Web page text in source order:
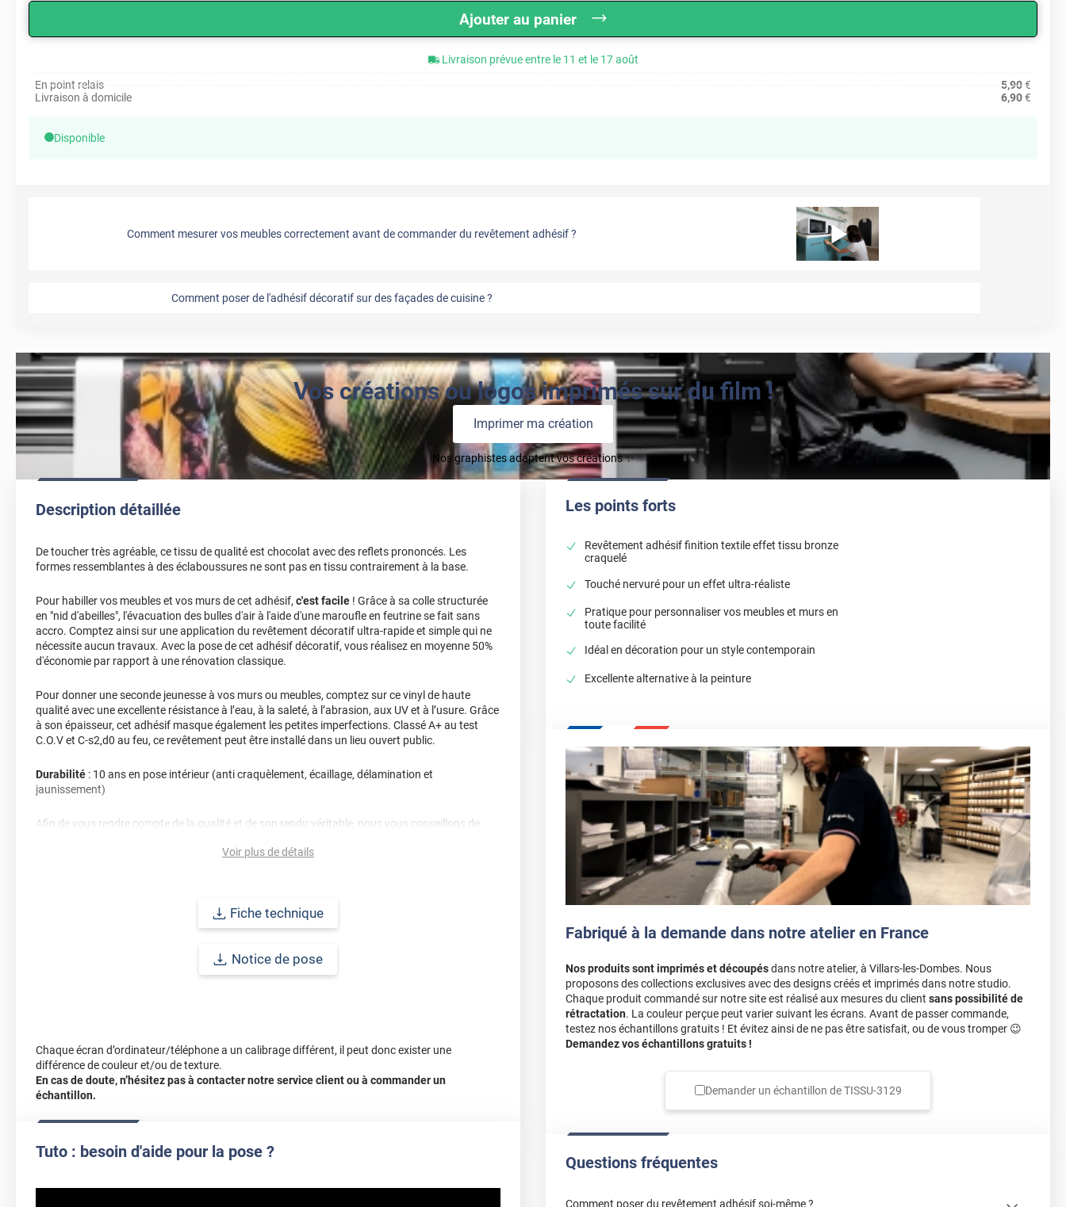
Ajouter au panier
Livraison prévue entre le 11 et le 17 août
En point relais
5,90€
Livraison à domicile
6,90€
Disponible
Comment mesurer vos meubles correctement avant de commander du revêtement adhésif ?
Comment poser de l'adhésif décoratif sur des façades de cuisine ?
Vos créations ou logos imprimés sur du film !
Imprimer ma création
Nos graphistes adaptent vos créations ✨
Description détaillée
De toucher très agréable, ce tissu de qualité est chocolat avec des reflets prononcés. Les
formes ressemblantes à des éclaboussures ne sont pas en tissu contrairement à la base.
Pour habiller vos meubles et vos murs de cet adhésif, c'est facile ! Grâce à sa colle structurée
en "nid d'abeilles", l'évacuation des bulles d'air à l'aide d'une maroufle en feutrine se fait sans
accro. Comptez ainsi sur une application du revêtement décoratif ultra-rapide et simple qui ne
nécessite aucun travaux. Avec la pose de cet adhésif décoratif, vous réalisez en moyenne 50%
d'économie par rapport à une rénovation classique.
Pour donner une seconde jeunesse à vos murs ou meubles, comptez sur ce vinyl de haute
qualité avec une excellente résistance à l’eau, à la saleté, à l’abrasion, aux UV et à l’usure. Grâce
à son épaisseur, cet adhésif masque également les petites imperfections. Classé A+ au test
C.O.V et C-s2,d0 au feu, ce revêtement peut être installé dans un lieu ouvert public.
Durabilité : 10 ans en pose intérieur (anti craquèlement, écaillage, délamination et
jaunissement)
Afin de vous rendre compte de la qualité et de son rendu véritable, nous vous conseillons de
Voir plus de détails
Fiche technique
Notice de pose
Chaque écran d’ordinateur/téléphone a un calibrage différent, il peut donc exister une
différence de couleur et/ou de texture.
En cas de doute, n’hésitez pas à contacter notre service client ou à commander un
échantillon.
Tuto : besoin d'aide pour la pose ?
Les points forts
Revêtement adhésif finition textile effet tissu bronze
craquelé
Touché nervuré pour un effet ultra-réaliste
Pratique pour personnaliser vos meubles et murs en
toute facilité
Idéal en décoration pour un style contemporain
Excellente alternative à la peinture
Fabriqué à la demande dans notre atelier en France
Nos produits sont imprimés et découpésdans notre atelier, à Villars-les-Dombes. Nous
proposons des collections exclusives avec des designs créés et imprimés dans notre studio.
Chaque produit commandé sur notre site est réalisé aux mesures du client sans possibilité de
rétractation. La couleur perçue peut varier suivant les écrans. Avant de passer commande,
testez nos échantillons gratuits ! Et évitez ainsi de ne pas être satisfait, ou de vous tromper 😉
Demandez vos échantillons gratuits !
Demander un échantillon deTISSU-3129
Questions fréquentes
Comment poser du revêtement adhésif soi-même ?